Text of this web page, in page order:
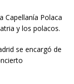
Capellanía Polaca
y los polacos.
se encargó de